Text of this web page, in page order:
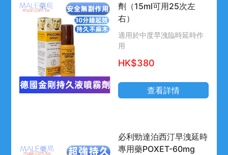
劑（15ml可用25次左
右）
適用於中度早洩臨時延時作
用
HK$380
查看詳情
必利勁達泊西汀早洩延時
專用藥POXET-60mg